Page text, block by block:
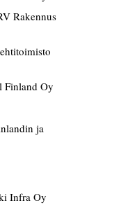
Rakennus
Finland Oy
ja
Infra Oy